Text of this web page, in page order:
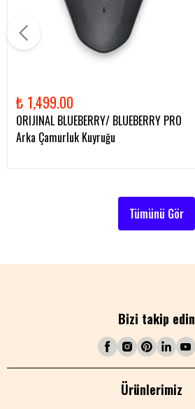
₺ 1,499.00
ORIJINAL BLUEBERRY/ BLUEBERRY PRO
Arka Çamurluk Kuyruğu
Tümünü Gör
Bizi takip edin
Ürünlerimiz